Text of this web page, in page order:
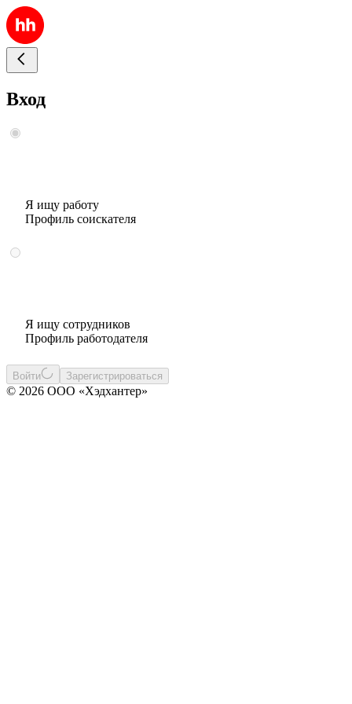
Вход
Я ищу работу
Профиль соискателя
Я ищу сотрудников
Профиль работодателя
Войти Зарегистрироваться
© 2026 ООО «Хэдхантер»